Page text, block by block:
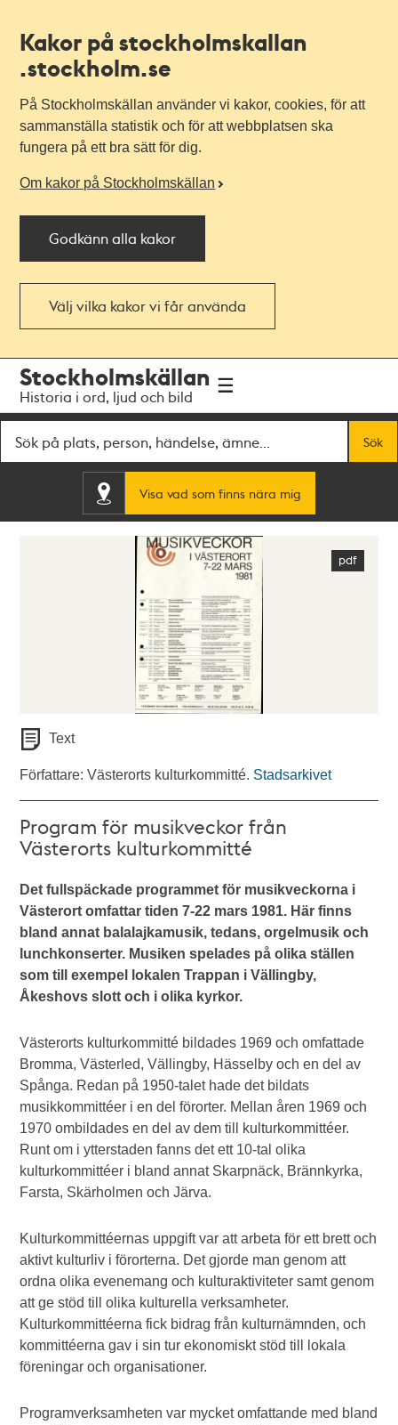
Kakor på stockholmskallan
.stockholm.se
På Stockholmskällan använder vi kakor, cookies, för att
sammanställa statistik och för att webbplatsen ska
fungera på ett bra sätt för dig.
Om kakor på Stockholmskällan
Godkänn alla kakor
Välj vilka kakor vi får använda
navigationen
huvudinnehållet
Stockholmskällan
Historia i ord, ljud och bild
Sök
Visa vad som finns nära mig
Text
Författare: Västerorts kulturkommitté. Stadsarkivet
Program för musikveckor från
Västerorts kulturkommitté
Det fullspäckade programmet för musikveckorna i
Västerort omfattar tiden 7-22 mars 1981. Här finns
bland annat balalajkamusik, tedans, orgelmusik och
lunchkonserter. Musiken spelades på olika ställen
som till exempel lokalen Trappan i Vällingby,
Åkeshovs slott och i olika kyrkor.
Västerorts kulturkommitté bildades 1969 och omfattade
Bromma, Västerled, Vällingby, Hässelby och en del av
Spånga. Redan på 1950-talet hade det bildats
musikkommittéer i en del förorter. Mellan åren 1969 och
1970 ombildades en del av dem till kulturkommittéer.
Runt om i ytterstaden fanns det ett 10-tal olika
kulturkommittéer i bland annat Skarpnäck, Brännkyrka,
Farsta, Skärholmen och Järva.
Kulturkommittéernas uppgift var att arbeta för ett brett och
aktivt kulturliv i förorterna. Det gjorde man genom att
ordna olika evenemang och kulturaktiviteter samt genom
att ge stöd till olika kulturella verksamheter.
Kulturkommittéerna fick bidrag från kulturnämnden, och
kommittéerna gav i sin tur ekonomiskt stöd till lokala
föreningar och organisationer.
Programverksamheten var mycket omfattande med bland